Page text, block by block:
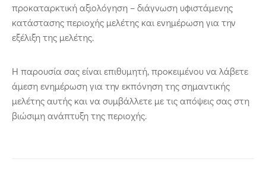
προκαταρκτική αξιολόγηση – διάγνωση υφιστάμενης
κατάστασης περιοχής μελέτης και ενημέρωση για την
εξέλιξη της μελέτης.
Η παρουσία σας είναι επιθυμητή, προκειμένου να λάβετε
άμεση ενημέρωση για την εκπόνηση της σημαντικής
μελέτης αυτής και να συμβάλλετε με τις απόψεις σας στη
βιώσιμη ανάπτυξη της περιοχής.